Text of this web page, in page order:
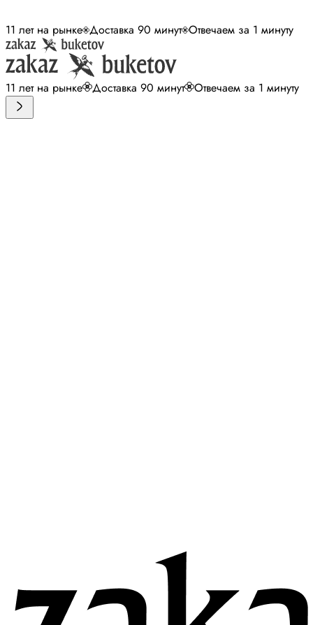
11 лет на рынке Доставка 90 минут Отвечаем за 1 минуту
11 лет на рынке Доставка 90 минут Отвечаем за 1 минуту